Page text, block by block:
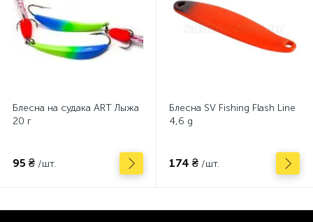
Блесна на судака ART Лыжа
20 г
95 ₴ /шт.
Блесна SV Fishing Flash Line
4,6 g
174 ₴ /шт.